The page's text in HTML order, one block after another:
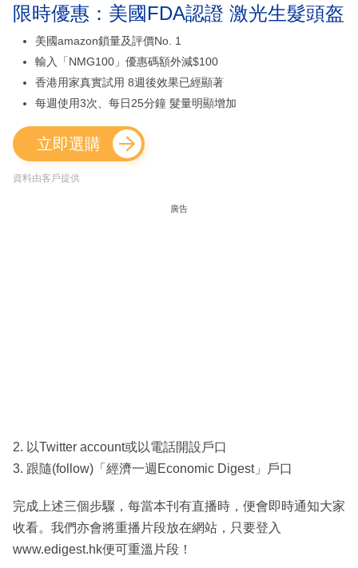
限時優惠：美國FDA認證 激光生髮頭盔
美國amazon鎖量及評價No. 1
輸入「NMG100」優惠碼額外減$100
香港用家真實試用 8週後效果已經顯著
每週使用3次、每日25分鐘 髮量明顯增加
立即選購
資料由客戶提供
廣告
2. 以Twitter account或以電話開設戶口
3. 跟隨(follow)「經濟一週Economic Digest」戶口
完成上述三個步驟，每當本刊有直播時，便會即時通知大家
收看。我們亦會將重播片段放在網站，只要登入
www.edigest.hk便可重溫片段！